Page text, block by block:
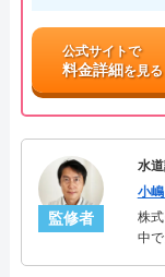
公式サイトで
料金詳細を見る
監修者
水
小
株
中